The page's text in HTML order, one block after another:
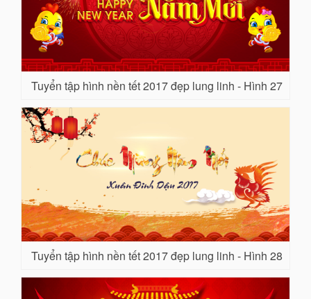
Tuyển tập hình nền tết 2017 đẹp lung linh - Hình 27
Tuyển tập hình nền tết 2017 đẹp lung linh - Hình 28